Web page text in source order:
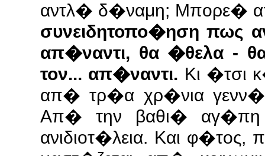
αντλ� δ�ναμη; Μπορε�
συνειδητοπο�ηση πως
απ�ναντι, θα �θελα -
τον... απ�ναντι. Κι �τσι
απ� τρ�α χρ�νια
Απ� την βαθι� αγ�πη
ανιδιοτ�λεια. Και